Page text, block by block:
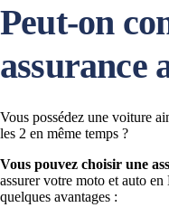
Peut-on
assurance
Vous possédez une voiture
les 2 en même temps ?
Vous pouvez choisir une
assurer votre moto et auto
quelques avantages :